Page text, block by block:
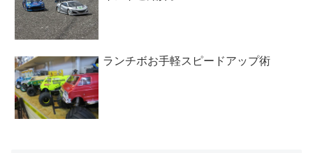
ランチボお手軽スピードアップ術